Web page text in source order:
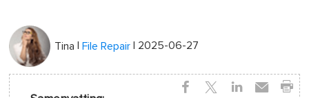
Tina |File Repair | 2025-06-27